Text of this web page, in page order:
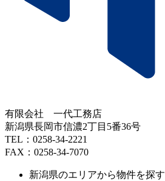
有限会社 一代工務店
新潟県長岡市信濃2丁目5番36号
TEL：0258-34-2221
FAX：0258-34-7070
新潟県のエリアから物件を探す